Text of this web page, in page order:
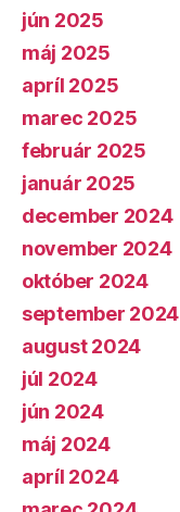
jún 2025
máj 2025
apríl 2025
marec 2025
február 2025
január 2025
december 2024
november 2024
október 2024
september 2024
august 2024
júl 2024
jún 2024
máj 2024
apríl 2024